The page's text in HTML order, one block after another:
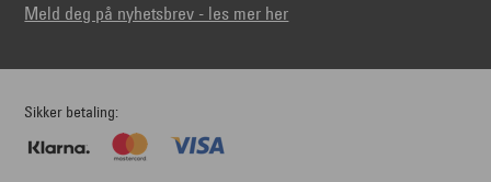
Meld deg på nyhetsbrev - les mer her
Sikker betaling